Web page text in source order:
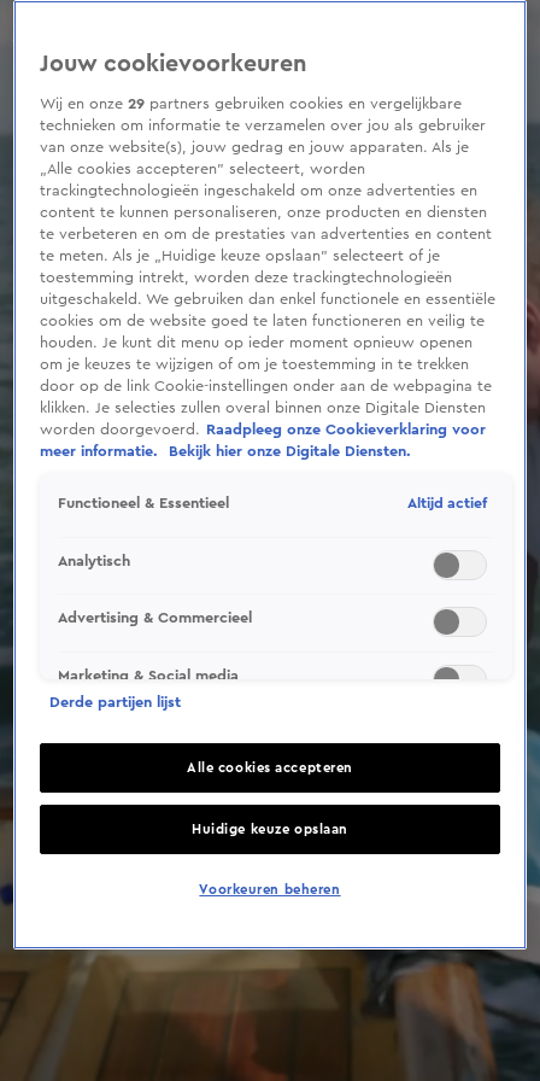
of
seconds
Jouw cookievoorkeuren
Wij en onze29 partners gebruiken cookies en vergelijkbare
technieken om informatie te verzamelen over jou als gebruiker
van onze website(s), jouw gedrag en jouw apparaten. Als je
„Alle cookies accepteren” selecteert, worden
trackingtechnologieën ingeschakeld om onze advertenties en
content te kunnen personaliseren, onze producten en diensten
te verbeteren en om de prestaties van advertenties en content
te meten. Als je „Huidige keuze opslaan” selecteert of je
toestemming intrekt, worden deze trackingtechnologieën
uitgeschakeld. We gebruiken dan enkel functionele en essentiële
cookies om de website goed te laten functioneren en veilig te
houden. Je kunt dit menu op ieder moment opnieuw openen
om je keuzes te wijzigen of om je toestemming in te trekken
door op de link Cookie-instellingen onder aan de webpagina te
klikken. Je selecties zullen overal binnen onze Digitale Diensten
worden doorgevoerd.
Raadpleeg onze Cookieverklaring voor
meer informatie.
Bekijk hier onze Digitale Diensten.
Functioneel & Essentieel Altijd actief
Analytisch
Advertising & Commercieel
Marketing & Social media
Derde partijen lijst
Alle cookies accepteren
Huidige keuze opslaan
Voorkeuren beheren